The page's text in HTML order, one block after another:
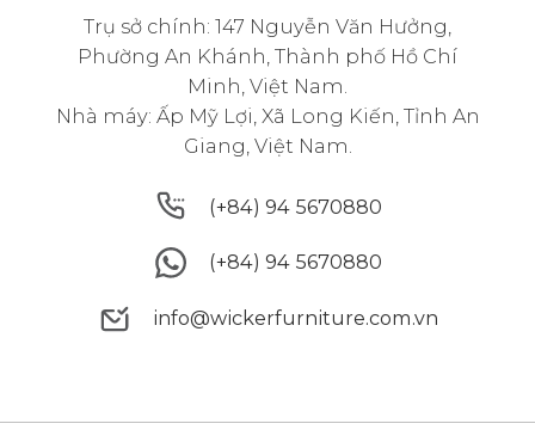
Trụ sở chính: 147 Nguyễn Văn Hưởng,
Phường An Khánh, Thành phố Hồ Chí
Minh, Việt Nam.
Nhà máy: Ấp Mỹ Lợi, Xã Long Kiến, Tỉnh An
Giang, Việt Nam.
(+84) 94 5670880
(+84) 94 5670880
(+84) 94 5670880
(+84) 94 5670880
info@wickerfurniture.com.vn